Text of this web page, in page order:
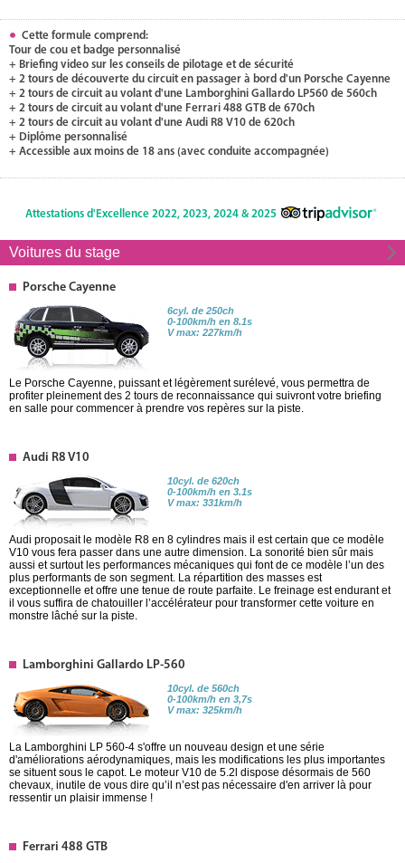
Cette formule comprend:
Tour de cou et badge personnalisé
+ Briefing video sur les conseils de pilotage et de sécurité
+ 2 tours de découverte du circuit en passager à bord d'un Porsche Cayenne
+ 2 tours de circuit au volant d'une Lamborghini Gallardo LP560 de 560ch
+ 2 tours de circuit au volant d'une Ferrari 488 GTB de 670ch
+ 2 tours de circuit au volant d'une Audi R8 V10 de 620ch
+ Diplôme personnalisé
+ Accessible aux moins de 18 ans (avec conduite accompagnée)
Attestations d'Excellence 2022, 2023, 2024 & 2025
Voitures du stage
Porsche Cayenne
6cyl. de 250ch
0-100km/h en 8.1s
V max: 227km/h
Le Porsche Cayenne, puissant et légèrement surélevé, vous permettra de
profiter pleinement des 2 tours de reconnaissance qui suivront votre briefing
en salle pour commencer à prendre vos repères sur la piste.
Audi R8 V10
10cyl. de 620ch
0-100km/h en 3.1s
V max: 331km/h
Audi proposait le modèle R8 en 8 cylindres mais il est certain que ce modèle
V10 vous fera passer dans une autre dimension. La sonorité bien sûr mais
aussi et surtout les performances mécaniques qui font de ce modèle l’un des
plus performants de son segment. La répartition des masses est
exceptionnelle et offre une tenue de route parfaite. Le freinage est endurant et
il vous suffira de chatouiller l’accélérateur pour transformer cette voiture en
monstre lâché sur la piste.
Lamborghini Gallardo LP-560
10cyl. de 560ch
0-100km/h en 3,7s
V max: 325km/h
La Lamborghini LP 560-4 s'offre un nouveau design et une série
d'améliorations aérodynamiques, mais les modifications les plus importantes
se situent sous le capot. Le moteur V10 de 5.2l dispose désormais de 560
chevaux, inutile de vous dire qu’il n’est pas nécessaire d'en arriver là pour
ressentir un plaisir immense !
Ferrari 488 GTB